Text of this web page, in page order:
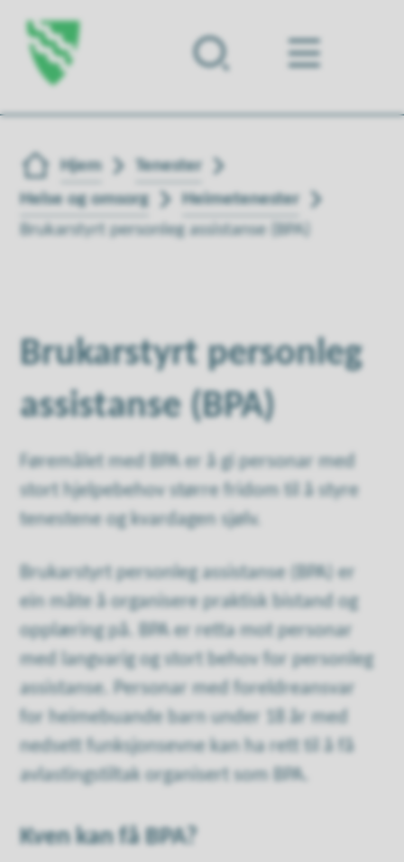
Forsiden
Du er her:
Hjem
Tenester
Helse og omsorg
Heimetenester
Brukarstyrt personleg assistanse (BPA)
Brukarstyrt personleg
assistanse (BPA)
Føremålet med BPA er å gi personar med
stort hjelpebehov større fridom til å styre
tenestene og kvardagen sjølv.
Brukarstyrt personleg assistanse (BPA) er
ein måte å organisere praktisk bistand og
opplæring på. BPA er retta mot personar
med langvarig og stort behov for personleg
assistanse. Personar med foreldreansvar
for heimebuande barn under 18 år med
nedsett funksjonsevne kan ha rett til å få
avlastingstiltak organisert som BPA.
Kven kan få BPA?